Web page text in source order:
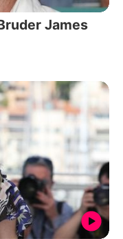
James